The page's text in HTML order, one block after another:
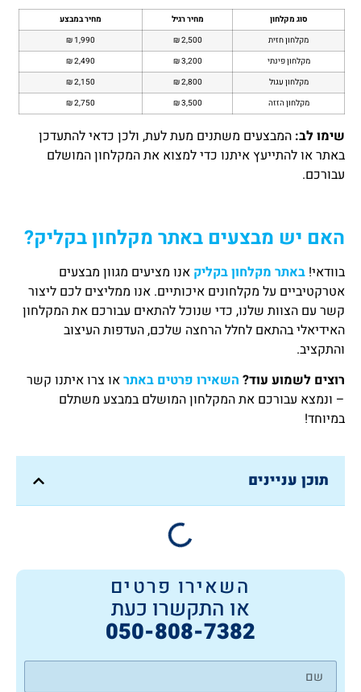
סוג מקלחון מחיר רגיל
מחיר במבצע
מקלחון חזית
2,500 ₪
1,990 ₪
מקלחון פינתי
3,200 ₪
2,490 ₪
מקלחון עגול
2,800 ₪
2,150 ₪
מקלחון הזזה
3,500 ₪
2,750 ₪
שימו לב:המבצעים משתנים מעת לעת, ולכן כדאי להתעדכן
באתר או להתייעץ איתנו כדי למצוא את המקלחון המושלם
עבורכם.
האם יש מבצעים באתר מקלחון בקליק?
בוודאי!באתר מקלחון בקליקאנו מציעים מגוון מבצעים
אטרקטיביים על מקלחונים איכותיים. אנו ממליצים לכם ליצור
קשר עם הצוות שלנו, כדי שנוכל להתאים עבורכם את המקלחון
האידיאלי בהתאם לחלל הרחצה שלכם, העדפות העיצוב
והתקציב.
רוצים לשמוע עוד?השאירו פרטים באתראו צרו איתנו קשר
– ונמצא עבורכם את המקלחון המושלם במבצע משתלם
במיוחד!
תוכן עניינים
השאירו פרטים
או התקשרו כעת
050-808-7382